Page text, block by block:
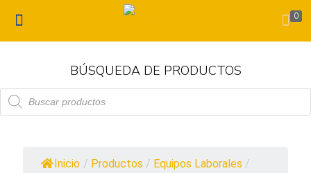
0
BÚSQUEDA DE PRODUCTOS
Búsqueda
de
productos
Inicio / Productos / Equipos Laborales /